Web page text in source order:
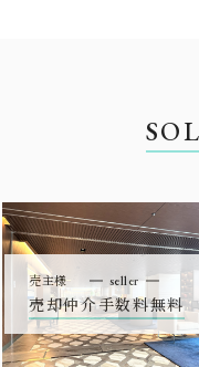
売主様 seller
売却仲介手数料無料